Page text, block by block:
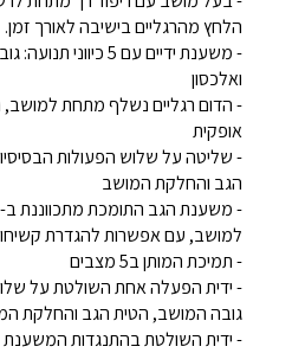
הלחץ מהרגליים בישיבה לאורך זמן.
- משענת ידיים עם 5
ואלכסון
- הדום רגליים נשלף מתחת
אופקית
- שליטה על שלוש הפעולות
הגב והחלקת המושב
למושב, עם אפשרות להגדרת
- תמיכת המותן ב5 מצבים
- ידית הפעלה אחת השולטת על
גובה המושב, הטית הגב והחלקת
- ידית השולטת בהתנגדות המשענת